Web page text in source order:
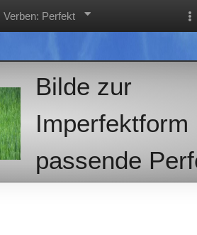
Verben: Perfekt
Bilde zur
Imperfektform
passende